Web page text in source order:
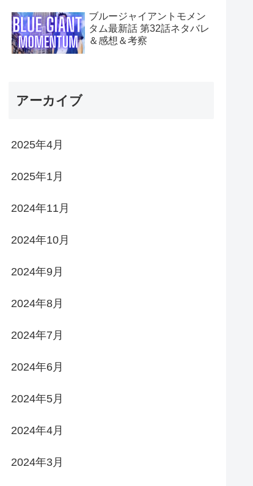
ブルージャイアントモメン
タム最新話 第32話ネタバレ
＆感想＆考察
アーカイブ
2025年4月
2025年1月
2024年11月
2024年10月
2024年9月
2024年8月
2024年7月
2024年6月
2024年5月
2024年4月
2024年3月